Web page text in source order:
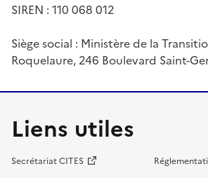
SIREN : 110 068 012
Siège social : Ministère de la
Roquelaure, 246 Boulevard Saint-
Liens utiles
Secrétariat CITES